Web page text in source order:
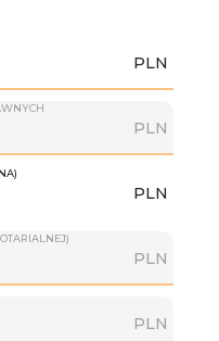
PLN
PLN
PLN
PLN
PLN